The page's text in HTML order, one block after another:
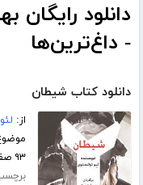
دانلود
- داغ‌ترین‌ها
دانلود کتاب شیطان
از:
۹۳ صفحه